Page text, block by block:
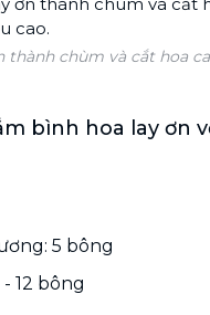
thành chùm và cắt hoa
bình hoa lay ơn
5 bông
- 12 bông